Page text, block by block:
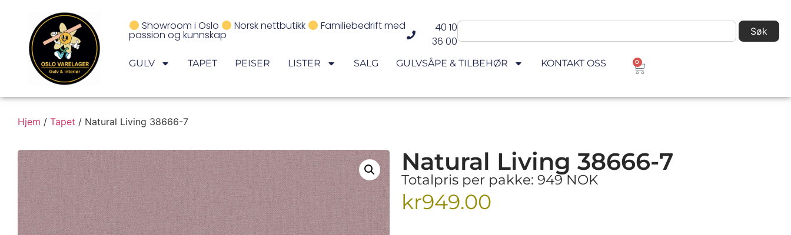
Showroom i Oslo Norsk nettbutikk Familiebedrift med
passion og kunnskap
40 10
36 00
Søk
GULV TAPET PEISER LISTER SALG GULVSÅPE & TILBEHØR KONTAKT OSS 0
Hjem / Tapet / Natural Living 38666-7
Natural Living 38666-7
Totalpris per pakke: 949 NOK
kr949.00